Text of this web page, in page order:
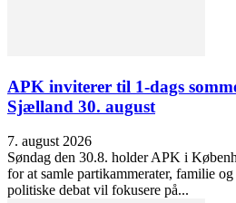
APK inviterer til 1-dags
Sjælland 30. august
7. august 2026
Søndag den 30.8. holder APK i
for at samle partikammerater, familie
politiske debat vil fokusere på...